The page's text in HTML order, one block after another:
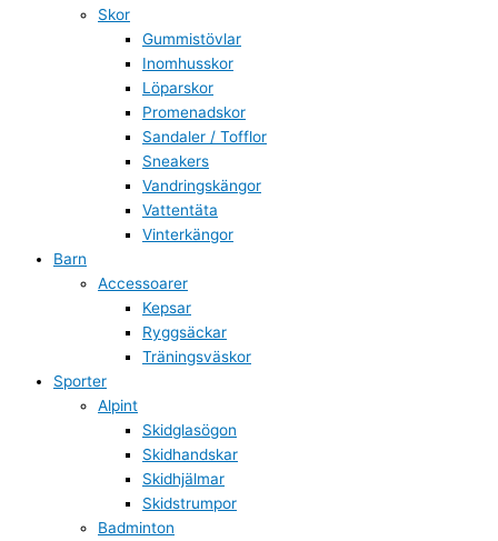
Skor
Gummistövlar
Inomhusskor
Löparskor
Promenadskor
Sandaler / Tofflor
Sneakers
Vandringskängor
Vattentäta
Vinterkängor
Barn
Accessoarer
Kepsar
Ryggsäckar
Träningsväskor
Sporter
Alpint
Skidglasögon
Skidhandskar
Skidhjälmar
Skidstrumpor
Badminton